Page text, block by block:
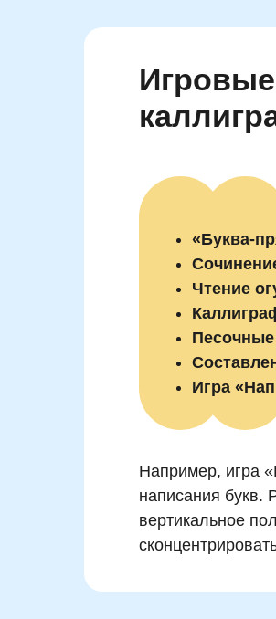
«Буква-
Чтение
Игра
Например, игра
написания букв.
вертикальное